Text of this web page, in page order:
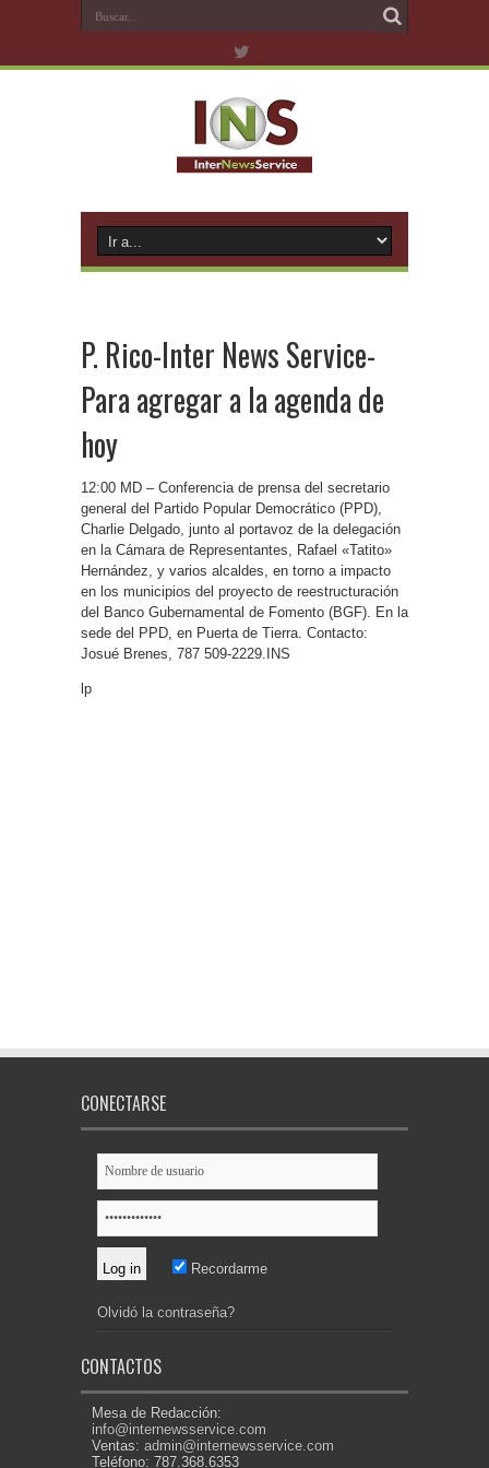
P. Rico-Inter News Service-
Para agregar a la agenda de
hoy
12:00 MD – Conferencia de prensa del secretario
general del Partido Popular Democrático (PPD),
Charlie Delgado, junto al portavoz de la delegación
en la Cámara de Representantes, Rafael «Tatito»
Hernández, y varios alcaldes, en torno a impacto
en los municipios del proyecto de reestructuración
del Banco Gubernamental de Fomento (BGF). En la
sede del PPD, en Puerta de Tierra. Contacto:
Josué Brenes, 787 509-2229.INS
lp
CONECTARSE
Recordarme
Olvidó la contraseña?
CONTACTOS
Mesa de Redacción:
info@internewsservice.com
Ventas: admin@internewsservice.com
Teléfono: 787.368.6353